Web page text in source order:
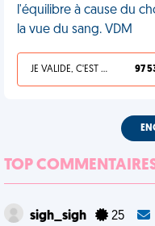
l'équilibre à cause du
la vue du sang. VDM
JE VALIDE, C'EST UNE VDM 97
TOP
sigh_sigh 25